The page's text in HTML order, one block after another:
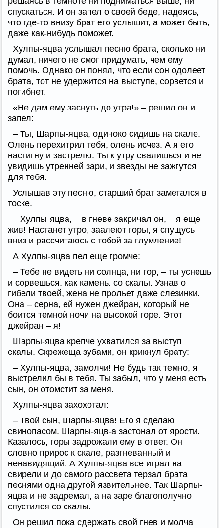
спускаться. И он запел о своей беде, надеясь,
что где-то внизу брат его услышит, а может быть,
даже как-нибудь поможет.
Хулпы-яцва услышал песню брата, сколько ни
думал, ничего не смог придумать, чем ему
помочь. Однако он понял, что если сон одолеет
брата, тот не удержится на выступе, сорвется и
погибнет.
«Не дам ему заснуть до утра!» – решил он и
запел:
– Ты, Шарпы-яцва, одиноко сидишь на скале.
Олень перехитрил тебя, олень исчез. А я его
настигну и застрелю. Ты к утру свалишься и не
увидишь утренней зари, и звезды не зажгутся
для тебя.
Услышав эту песню, старший брат заметался в
тоске.
– Хулпы-яцва, – в гневе закричал он, – я еще
жив! Настанет утро, заалеют горы, я спущусь
вниз и рассчитаюсь с тобой за глумление!
А Хулпы-яцва пел еще громче:
– Тебе не видеть ни солнца, ни гор, – ты уснешь
и сорвешься, как камень, со скалы. Узнав о
гибели твоей, жена не прольет даже слезинки.
Она – серна, ей нужен джейран, который не
боится темной ночи на высокой горе. Этот
джейран – я!
Шарпы-яцва крепче ухватился за выступ
скалы. Скрежеща зубами, он крикнул брату:
– Хулпы-яцва, замолчи! Не будь так темно, я
выстрелил бы в тебя. Ты забыл, что у меня есть
сын, он отомстит за меня.
Хулпы-яцва захохотал:
– Твой сын, Шарпы-яцва! Его я сделаю
свинопасом. Шарпы-яцв-а застонал от ярости.
Казалось, горы задрожали ему в ответ. Он
словно прирос к скале, разгневанный и
ненавидящий. А Хулпы-яцва все играл на
свирели и до самого рассвета терзал брата
песнями одна другой язвительнее. Так Шарпы-
яцва и не задремал, а на заре благополучно
спустился со скалы.
Он решил пока сдержать свой гнев и молча